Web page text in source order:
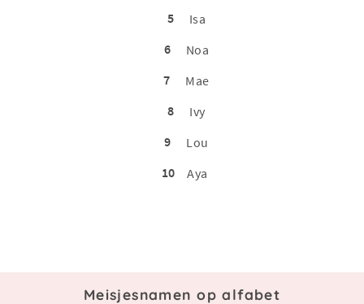
5
Isa
6
Noa
7
Mae
8
Ivy
9
Lou
10
Aya
Meisjesnamen op alfabet